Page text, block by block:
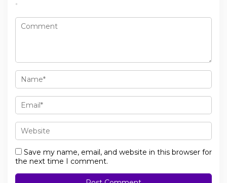
*
Save my name, email, and website in this browser for
the next time I comment.